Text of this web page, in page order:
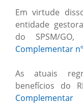
Em virtude
entidade
do SPSM/
Complementar
As atuais
benefícios do
Complementar